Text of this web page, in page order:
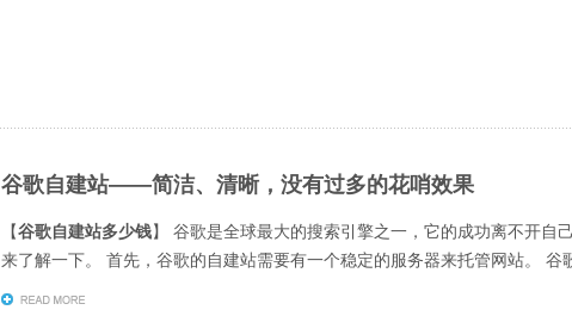
谷歌自建站——简洁、清晰，没有过多的花哨效果
【谷歌自建站多少钱】 谷歌是全球最大的搜索引擎之一，它的成功离不开自
来了解一下。 首先，谷歌的自建站需要有一个稳定的服务器来托管网站。 谷